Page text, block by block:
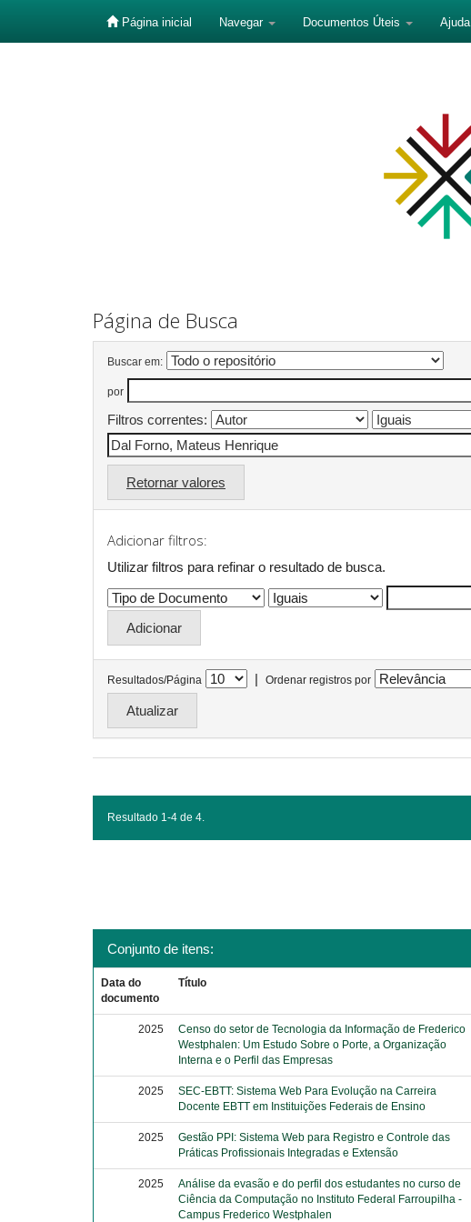
Página inicial Navegar Documentos Úteis Ajuda
Página de Busca
Buscar em:
por
Filtros correntes:
Retornar valores
Adicionar filtros:
Utilizar filtros para refinar o resultado de busca.
Resultados/Página | Ordenar registros por
Resultado 1-4 de 4.
Conjunto de itens:
Data do
documento
Título
2025
Censo do setor de Tecnologia da Informação de Frederico
Westphalen: Um Estudo Sobre o Porte, a Organização
Interna e o Perfil das Empresas
2025
SEC-EBTT: Sistema Web Para Evolução na Carreira
Docente EBTT em Instituições Federais de Ensino
2025
Gestão PPI: Sistema Web para Registro e Controle das
Práticas Profissionais Integradas e Extensão
2025
Análise da evasão e do perfil dos estudantes no curso de
Ciência da Computação no Instituto Federal Farroupilha -
Campus Frederico Westphalen